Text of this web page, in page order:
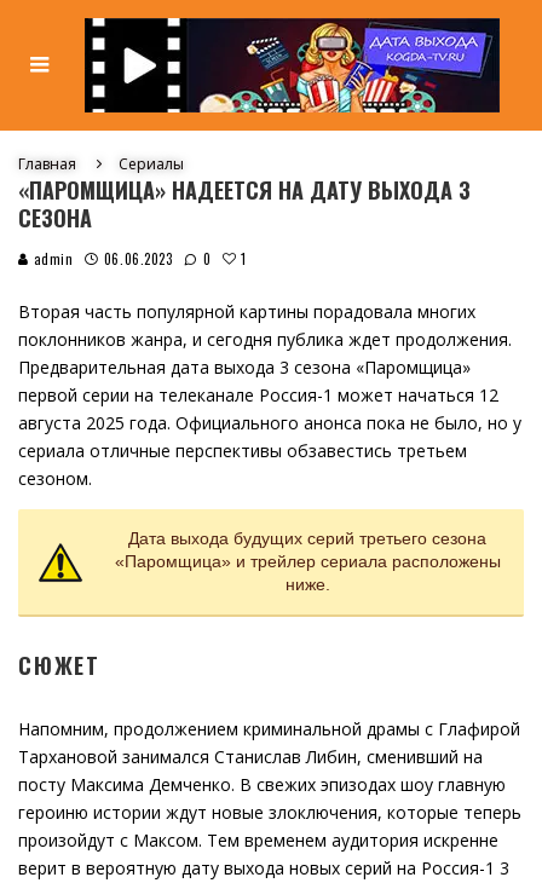
Главная Сериалы
«ПАРОМЩИЦА» НАДЕЕТСЯ НА ДАТУ ВЫХОДА 3
СЕЗОНА
admin 06.06.2023 0 1
Вторая часть популярной картины порадовала многих
поклонников жанра, и сегодня публика ждет продолжения.
Предварительная дата выхода 3 сезона «Паромщица»
первой серии на телеканале Россия-1 может начаться 12
августа 2025 года. Официального анонса пока не было, но у
сериала отличные перспективы обзавестись третьем
сезоном.
Дата выхода будущих серий третьего сезона
«Паромщица» и трейлер сериала расположены
ниже.
СЮЖЕТ
Напомним, продолжением криминальной драмы с Глафирой
Тархановой занимался Станислав Либин, сменивший на
посту Максима Демченко. В свежих эпизодах шоу главную
героиню истории ждут новые злоключения, которые теперь
произойдут с Максом. Тем временем аудитория искренне
верит в вероятную дату выхода новых серий на Россия-1 3